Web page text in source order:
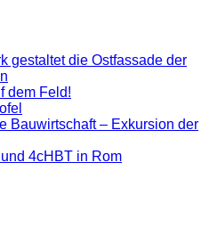
gestaltet die Ostfassade der
dem Feld!
Bauwirtschaft – Exkursion der
4cHBT in Rom